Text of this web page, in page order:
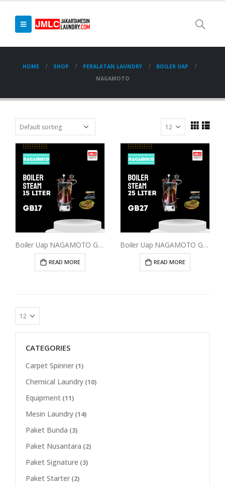
HOME SHOP PERALATAN LAUNDRY
BOILER UAP
NAGAMOTO
Boiler Uap NAGAMOTO GB17 15 Liter
READ MORE
Boiler Uap NAGAMOTO GB27 25 Liter
READ MORE
CATEGORIES
Carpet Spinner (1)
Chemical Laundry (10)
Equipment (11)
Mesin Laundry (14)
Paket Bunda (3)
Paket Nusantara (2)
Paket Signature (3)
Paket Starter (2)